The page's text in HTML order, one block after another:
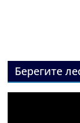
Берегите